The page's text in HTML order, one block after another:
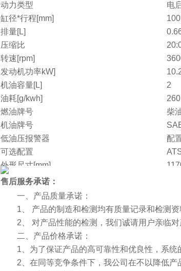
动力类型
电
缸径*行程[mm]
排量[L]
压缩比
转速[rpm]
发动机功率kW]
机油容量[L]
2
油耗[g/kwh]
260
燃油牌号
柴
机油牌号
低油压报警器
配
可选配置
外形尺寸[mm]
净重[kg]
售后服务承诺：
一、产品质量承诺：
1、 产品的制造和检测均有质量记录和检测资
2、 对产品性能的检测，我们诚请用户亲临对
二、产品价格承诺：
1、为了保证产品的高可靠性和优良性，系统
2、在同等竞争条件下，我公司在不以降低产